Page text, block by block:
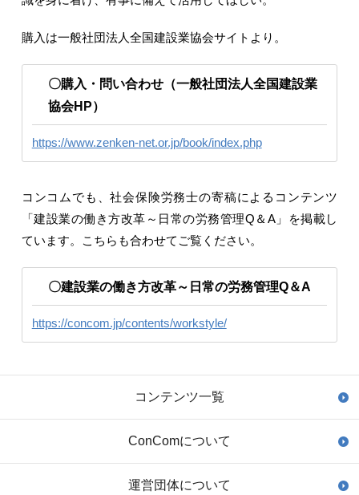
購入は一般社団法人全国建設業協会サイトより。
〇購入・問い合わせ（一般社団法人全国建設業
協会HP）
https://www.zenken-net.or.jp/book/index.php
コンコムでも、社会保険労務士の寄稿によるコンテンツ
「建設業の働き方改革～日常の労務管理Q＆A」を掲載し
ています。こちらも合わせてご覧ください。
〇建設業の働き方改革～日常の労務管理Q＆A
https://concom.jp/contents/workstyle/
コンテンツ一覧
ConComについて
運営団体について